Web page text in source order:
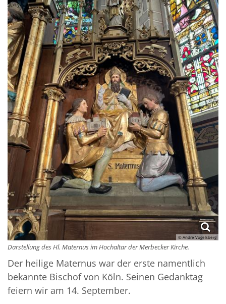
© André Vogelsberg
Darstellung des Hl. Maternus im Hochaltar der Merbecker Kirche.
Der heilige Maternus war der erste namentlich
bekannte Bischof von Köln. Seinen Gedanktag
feiern wir am 14. September.